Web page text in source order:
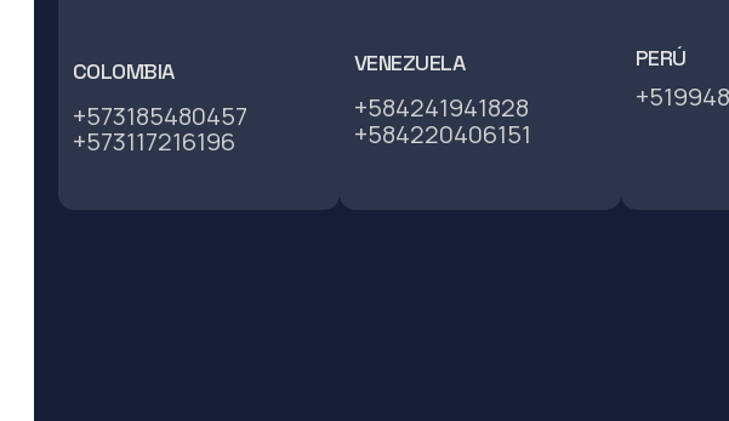
COLOMBIA
+573185480457
+573117216196
VENEZUELA
+584241941828
+584220406151
PERÚ